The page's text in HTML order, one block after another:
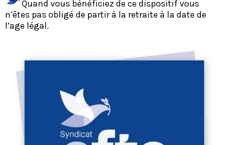
Quand vous bénéficiez de ce dispositif vous
n’êtes pas obligé de partir à la retraite à la date de
l’age légal.